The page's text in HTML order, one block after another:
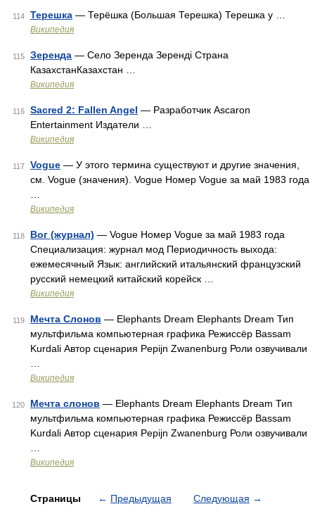
114 Терешка — Терёшка (Большая Терешка) Терешка у …
Википедия
115 Зеренда — Село Зеренда Зеренді Страна
КазахстанКазахстан …
Википедия
116 Sacred 2: Fallen Angel — Разработчик Ascaron
Entertainment Издатели …
Википедия
117 Vogue — У этого термина существуют и другие значения,
см. Vogue (значения). Vogue Номер Vogue за май 1983 года
Википедия
118 Вог (журнал) — Vogue Номер Vogue за май 1983 года
Специализация: журнал мод Периодичность выхода:
ежемесячный Язык: английский итальянский французский
русский немецкий китайский корейск …
Википедия
119 Мечта Слонов — Elephants Dream Elephants Dream Тип
мультфильма компьютерная графика Режиссёр Bassam
Kurdali Автор сценария Pepijn Zwanenburg Роли озвучивали
Википедия
120 Мечта слонов — Elephants Dream Elephants Dream Тип
мультфильма компьютерная графика Режиссёр Bassam
Kurdali Автор сценария Pepijn Zwanenburg Роли озвучивали
Википедия
Страницы ← Предыдущая Следующая →